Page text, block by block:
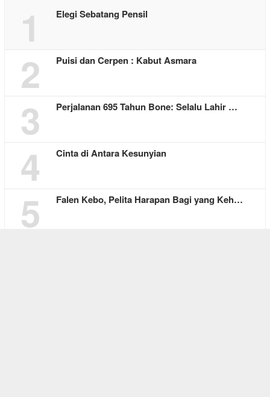
1 Elegi Sebatang Pensil
2 Puisi dan Cerpen : Kabut Asmara
3 Perjalanan 695 Tahun Bone: Selalu Lahir …
4 Cinta di Antara Kesunyian
5 Falen Kebo, Pelita Harapan Bagi yang Keh…